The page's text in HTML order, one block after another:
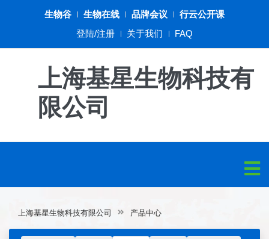
生物谷 生物在线 品牌会议
行云公开课
登陆/注册
关于我们 FAQ
上海基星生物科技有
限公司
上海基星生物科技有限公司 产品中心